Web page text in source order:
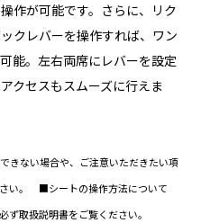
作が可能です。さらに、リク
クレバーを操作すれば、ワン
能。左右両席にレバーを設定
クセスもスムーズに行えま
きない場合や、ご注意いただきたい項
い。 ■シートの操作方法について
ず取扱説明書をご覧ください。